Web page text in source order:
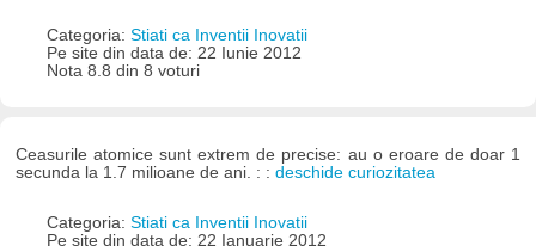
Categoria: Stiati ca Inventii Inovatii
Pe site din data de: 22 Iunie 2012
Nota 8.8 din 8 voturi
Ceasurile atomice sunt extrem de precise: au o eroare de doar 1
secunda la 1.7 milioane de ani. : :deschide curiozitatea
Categoria: Stiati ca Inventii Inovatii
Pe site din data de: 22 Ianuarie 2012